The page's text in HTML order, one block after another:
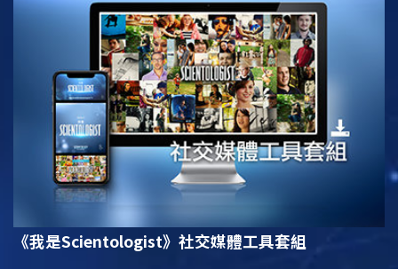
《我是Scientologist》 社交媒體工具套組